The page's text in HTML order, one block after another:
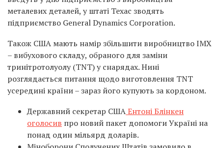
металевих деталей, у штаті Техас зводять
підприємство General Dynamics Corporation.
Також США мають намір збільшити виробництво IMX
– вибухового складу, обраного для заміни
тринітротолуолу (TNT) у снарядах. Нині
розглядається питання щодо виготовлення TNT
усередині країни – зараз його купують за кордоном.
Державний секретар СШАЕнтоні Блінкен
оголосив про новий пакет допомоги Україні на
понад один мільярд доларів.